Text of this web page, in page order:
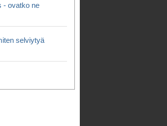
- ovatko ne
selviytyä